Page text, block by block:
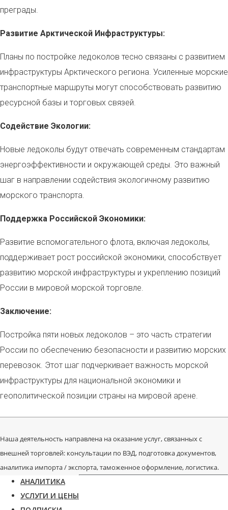
преграды.
Развитие Арктической Инфраструктуры:
Планы по постройке ледоколов тесно связаны с развитием
инфраструктуры Арктического региона. Усиленные морские
транспортные маршруты могут способствовать развитию
ресурсной базы и торговых связей.
Содействие Экологии:
Новые ледоколы будут отвечать современным стандартам
энергоэффективности и окружающей среды. Это важный
шаг в направлении содействия экологичному развитию
морского транспорта.
Поддержка Российской Экономики:
Развитие вспомогательного флота, включая ледоколы,
поддерживает рост российской экономики, способствует
развитию морской инфраструктуры и укреплению позиций
России в мировой морской торговле.
Заключение:
Постройка пяти новых ледоколов – это часть стратегии
России по обеспечению безопасности и развитию морских
перевозок. Этот шаг подчеркивает важность морской
инфраструктуры для национальной экономики и
геополитической позиции страны на мировой арене.
Наша деятельность направлена на оказание услуг, связанных с
внешней торговлей: консультации по ВЭД, подготовка документов,
аналитика импорта / экспорта, таможенное оформление, логистика.
АНАЛИТИКА
УСЛУГИ И ЦЕНЫ